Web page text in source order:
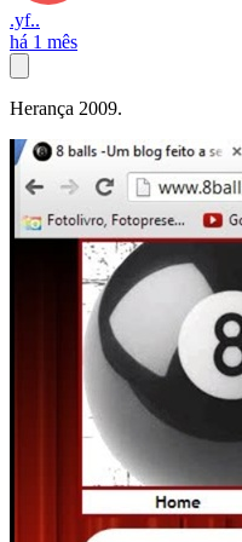
.yf..
há 1 mês
Herança 2009.